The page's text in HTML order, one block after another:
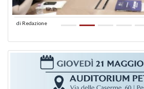
di Redazione